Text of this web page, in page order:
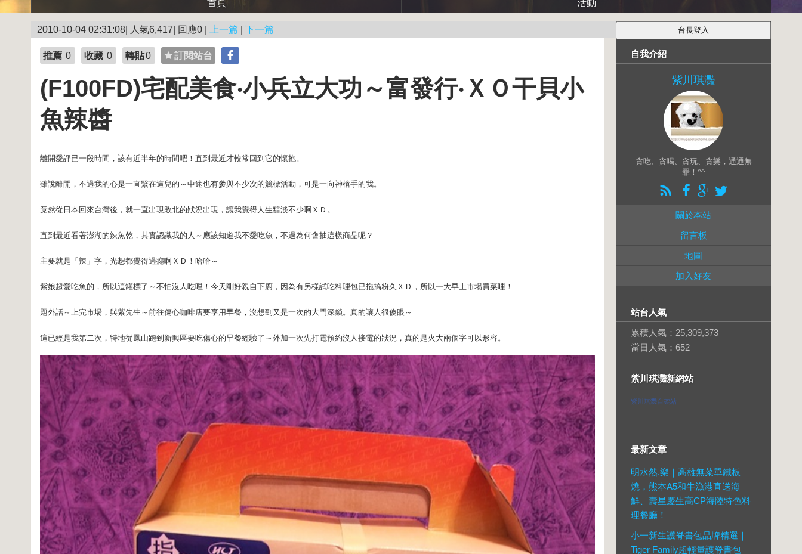
首頁 活動
2010-10-04 02:31:08| 人氣6,417| 回應0 | 上一篇 下一篇
推薦 0 收藏 0 轉貼0 訂閱站台
(F100FD)宅配美食‧小兵立大功～富發行‧ＸＯ干貝小
魚辣醬
離開愛評已一段時間，該有近半年的時間吧！直到最近才較常回到它的懷抱。
雖說離開，不過我的心是一直繫在這兒的～中途也有參與不少次的競標活動，可是一向神槍手的我。
竟然從日本回來台灣後，就一直出現敗北的狀況出現，讓我覺得人生黯淡不少啊ＸＤ。
直到最近看著澎湖的辣魚乾，其實認識我的人～應該知道我不愛吃魚，不過為何會抽這樣商品呢？
主要就是「辣」字，光想都覺得過癮啊ＸＤ！哈哈～
紫娘超愛吃魚的，所以這罐標了～不怕沒人吃哩！今天剛好親自下廚，因為有另樣試吃料理包已拖搞粉久ＸＤ，所以一大早上市場買菜哩！
題外話～上完市場，與紫先生～前往傷心咖啡店要享用早餐，沒想到又是一次的大門深鎖。真的讓人很傻眼～
這已經是我第二次，特地從鳳山跑到新興區要吃傷心的早餐經驗了～外加一次先打電預約沒人接電的狀況，真的是火大兩個字可以形容。
自我介紹
紫川琪灩
貪吃、貪喝、貪玩、貪樂，通通無
罪！^^
關於本站
留言板
地圖
加入好友
站台人氣
累積人氣： 25,309,373
當日人氣： 652
紫川琪灩新網站
紫川琪灩自架站
最新文章
明水然.樂｜高雄無菜單鐵板
燒，熊本A5和牛漁港直送海
鮮、壽星慶生高CP海陸特色料
理餐廳！
小一新生護脊書包品牌精選｜
Tiger Family超輕量護脊書包